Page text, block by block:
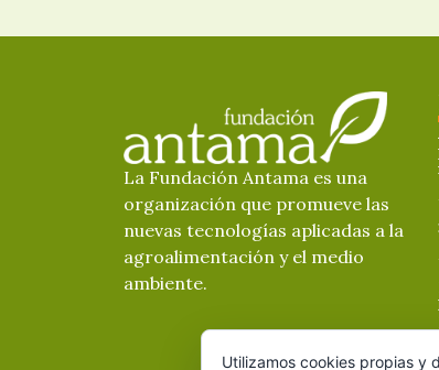
La Fundación Antama es una
organización que promueve las
nuevas tecnologías aplicadas a la
agroalimentación y el medio
ambiente.
Utilizamos cookies propias y